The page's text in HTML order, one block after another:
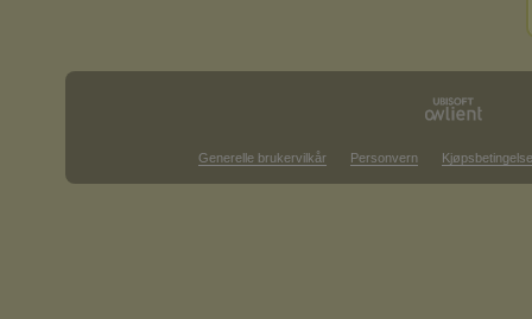
Generelle brukervilkår Personvern